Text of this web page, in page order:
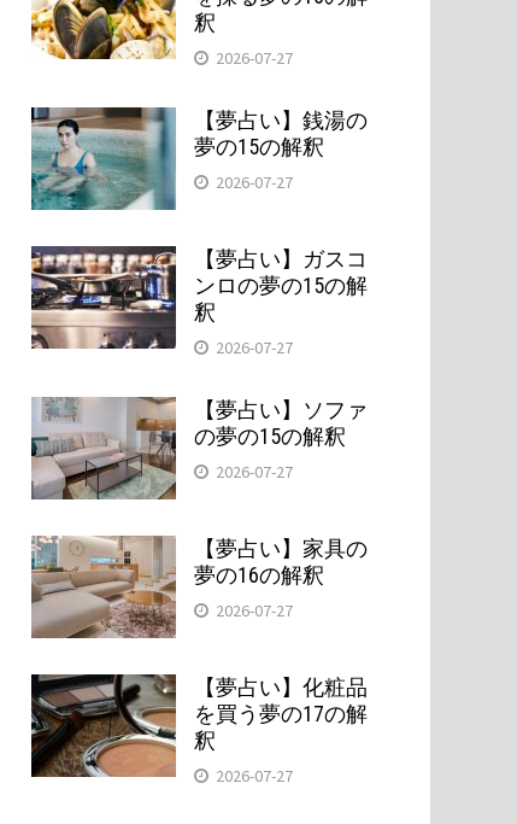
釈
2026-07-27
【夢占い】銭湯の
夢の15の解釈
2026-07-27
【夢占い】ガスコ
ンロの夢の15の解
釈
2026-07-27
【夢占い】ソファ
の夢の15の解釈
2026-07-27
【夢占い】家具の
夢の16の解釈
2026-07-27
【夢占い】化粧品
を買う夢の17の解
釈
2026-07-27